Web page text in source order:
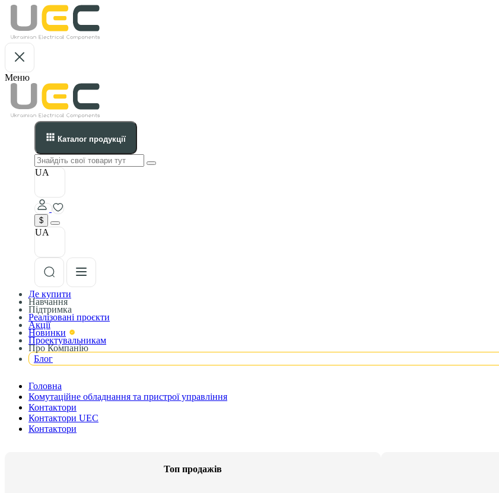
Меню
Каталог продукції
UA
$
UA
Де купити
Навчання
Підтримка
Реалізовані проєкти
Акції
Новинки
Проектувальникам
Про Компанію
Блог
Головна
Комутаційне обладнання та пристрої управління
Контактори
Контактори UEC
Контактори
Топ продажів